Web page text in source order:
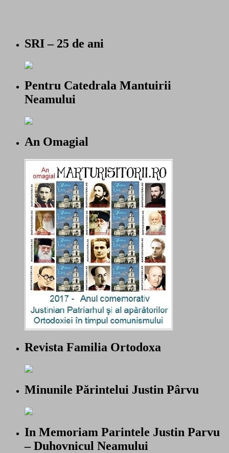
SRI – 25 de ani
Pentru Catedrala Mantuirii
Neamului
An Omagial
Revista Familia Ortodoxa
Minunile Părintelui Justin Pârvu
In Memoriam Parintele Justin Parvu
– Duhovnicul Neamului